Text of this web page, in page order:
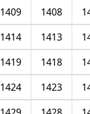
1408
1409
1413
1414
1418
1419
1423
1424